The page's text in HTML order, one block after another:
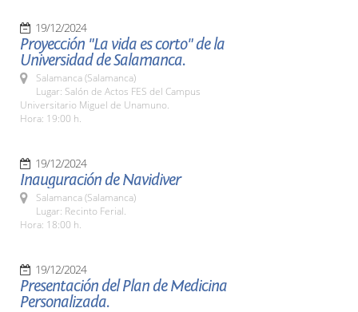
19/12/2024
Proyección "La vida es corto" de la
Universidad de Salamanca.
Salamanca (Salamanca)
Lugar: Salón de Actos FES del Campus
Universitario Miguel de Unamuno.
Hora: 19:00 h.
19/12/2024
Inauguración de Navidiver
Salamanca (Salamanca)
Lugar: Recinto Ferial.
Hora: 18:00 h.
19/12/2024
Presentación del Plan de Medicina
Personalizada.